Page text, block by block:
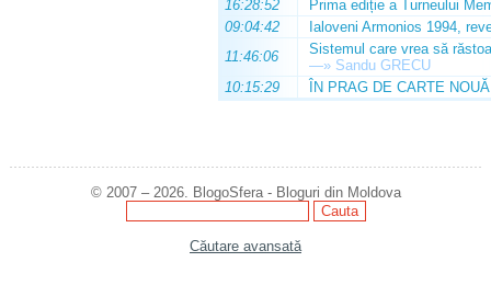
16:28:52
Prima ediție a Turneului
09:04:42
Ialoveni Armonios 1994,
11:46:06
Sistemul care vrea să
—» Sandu GRECU
10:15:29
ÎN PRAG DE CARTE NOUĂ
© 2007 – 2026. BlogoSfera - Bloguri din Moldova
Căutare avansată